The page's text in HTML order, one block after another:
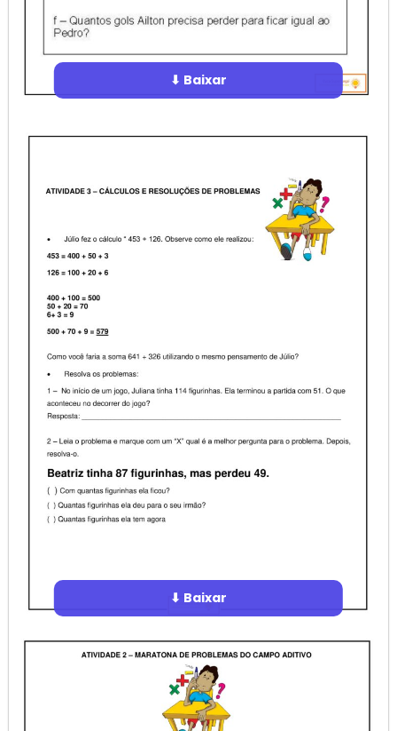
⬇ Baixar
⬇ Baixar